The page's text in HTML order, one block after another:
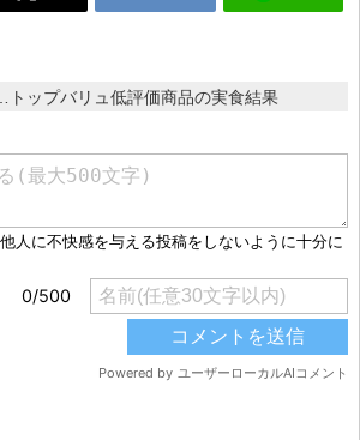
ップバリュ低評価商品の実食結果